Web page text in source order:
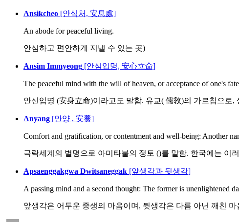
Ansikcheo [안식처, 安息處]
An abode for peaceful living.
안심하고 편안하게 지낼 수 있는 곳)
Ansim Immyeong [안심입명, 安心立命]
The peaceful mind with the will of heaven, or acceptance of one's
안신입명 (安身立命)이라고도 말함. 유교( 儒敎)의 가르침으로,
Anyang [안양 , 安養]
Comfort and gratification, or contentment and well-being: Another
극락세계의 별명으로 아미타불의 정토 ()를 말함. 한국에는 이
Apsaenggakgwa Dwitsaneggak [앞생각과 뒷생각]
A passing mind and a second thought: The former is unenlightened
앞생각은 어두운 중생의 마음이며, 뒷생각은 다름 아닌 깨친 마